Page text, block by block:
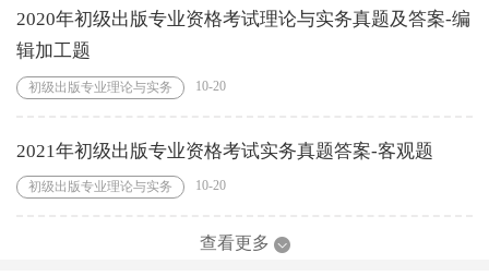
2020年初级出版专业资格考试理论与实务真题及答案-编
辑加工题
初级出版专业理论与实务 10-20
2021年初级出版专业资格考试实务真题答案-客观题
初级出版专业理论与实务 10-20
查看更多